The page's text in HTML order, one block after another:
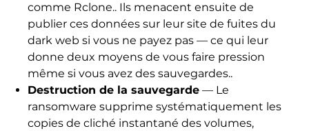
comme Rclone.. Ils menacent ensuite de
publier ces données sur leur site de fuites du
dark web si vous ne payez pas — ce qui leur
donne deux moyens de vous faire pression
même si vous avez des sauvegardes..
Destruction de la sauvegarde— Le
ransomware supprime systématiquement les
copies de cliché instantané des volumes,